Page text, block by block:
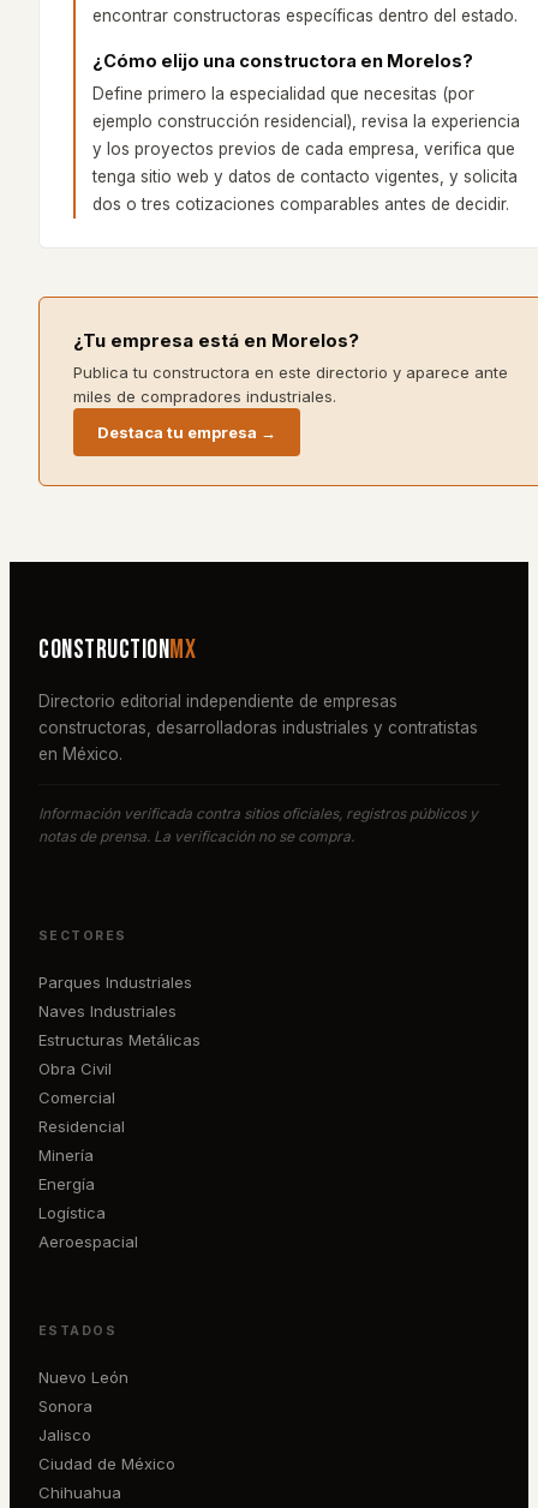
encontrar constructoras específicas dentro del estado.
¿Cómo elijo una constructora en Morelos?
Define primero la especialidad que necesitas (por
ejemplo construcción residencial), revisa la experiencia
y los proyectos previos de cada empresa, verifica que
tenga sitio web y datos de contacto vigentes, y solicita
dos o tres cotizaciones comparables antes de decidir.
¿Tu empresa está en Morelos?
Publica tu constructora en este directorio y aparece ante
miles de compradores industriales.
Destaca tu empresa →
ConstructionMX
Directorio editorial independiente de empresas
constructoras, desarrolladoras industriales y contratistas
en México.
Información verificada contra sitios oficiales, registros públicos y
notas de prensa. La verificación no se compra.
SECTORES
Parques Industriales
Naves Industriales
Estructuras Metálicas
Obra Civil
Comercial
Residencial
Minería
Energía
Logística
Aeroespacial
ESTADOS
Nuevo León
Sonora
Jalisco
Ciudad de México
Chihuahua